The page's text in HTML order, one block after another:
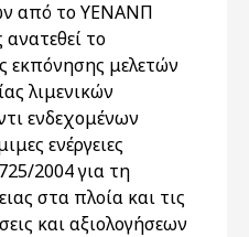
από το ΥΕΝΑΝΠ
το
εκπόνησης μελετών
λιμενικών
ενδεχομένων
ενέργειες
2004 για τη
στα πλοία και τις
και αξιολογήσεων